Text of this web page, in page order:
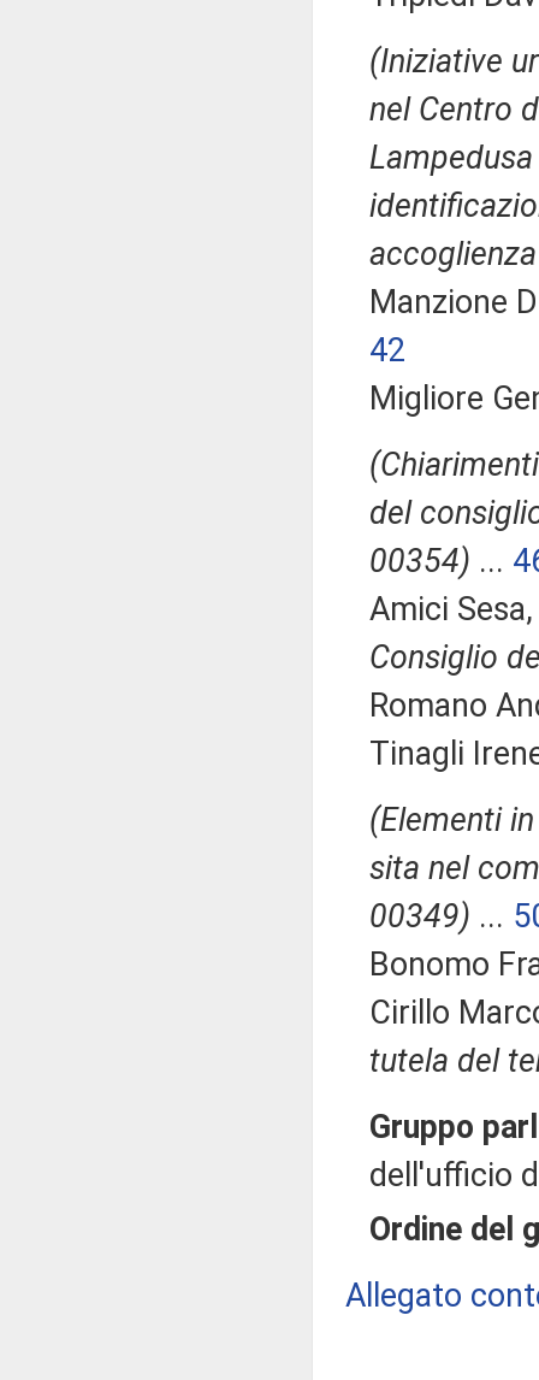
(Iniziative
nel Centro
Manzione
42
Migliore
del
00354) ...
Amici
Consiglio
Romano
Tinagli
(Elementi
sita nel
00349) ...
Bonomo
Cirillo
tutela del
Gruppo
dell'ufficio
Ordine del
Allegato